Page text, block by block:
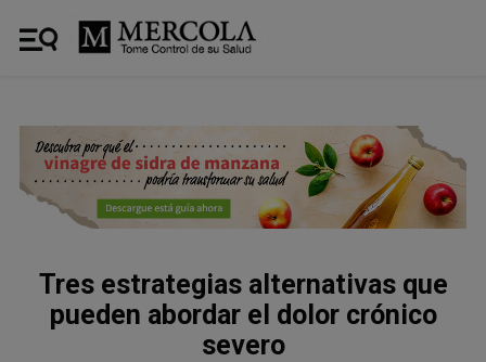
Tres estrategias alternativas que
pueden abordar el dolor crónico
severo